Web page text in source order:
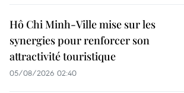
Hô Chi Minh-Ville mise sur les
synergies pour renforcer son
attractivité touristique
05/08/2026 02:40